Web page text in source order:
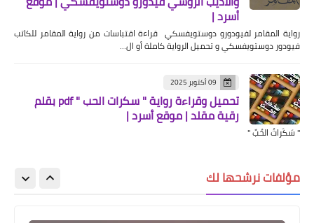
أسرد |
رواية المقامر لفيودورو دوستويفسكي قراءة اقتباسات من رواية المقامر للكاتب
فيودور دوستويفسكي و تحميل الرواية كاملة أو ال…
09 أكتوبر 2025
تحميل وقراءة رواية " سكرات الحب " pdf بقلم
رقية مقلد | موقع أسرد |
" سَكَراتُ الحُبِّ "
مؤلفات نرشحها لك